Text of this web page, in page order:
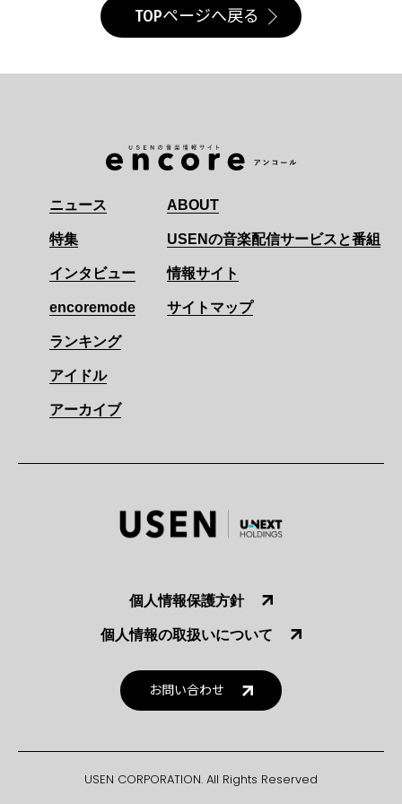
TOPページへ戻る
ニュース
特集
インタビュー
encoremode
ランキング
アイドル
アーカイブ
ABOUT
USENの音楽配信サービスと番組
情報サイト
サイトマップ
個人情報保護方針
個人情報の取扱いについて
お問い合わせ
USEN CORPORATION. All Rights Reserved